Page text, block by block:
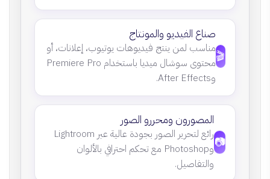
🎬
صناع الفيديو والمونتاج
مناسب لمن ينتج فيديوهات يوتيوب، إعلانات، أو
محتوى سوشال ميديا باستخدام Premiere Pro
وAfter Effects.
📷
المصورون ومحررو الصور
رائع لتحرير الصور بجودة عالية عبر Lightroom
وPhotoshop مع تحكم احترافي بالألوان
والتفاصيل.